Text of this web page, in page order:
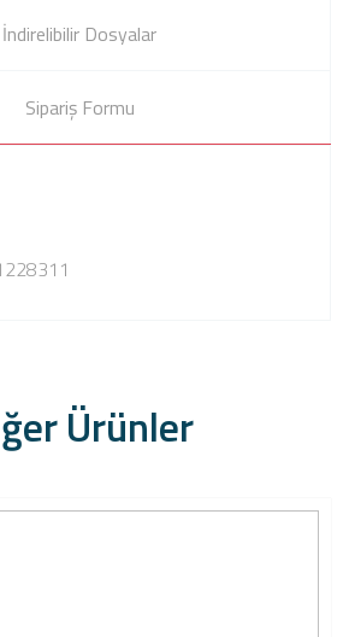
İndirelibilir Dosyalar
Sipariş Formu
Ürünler